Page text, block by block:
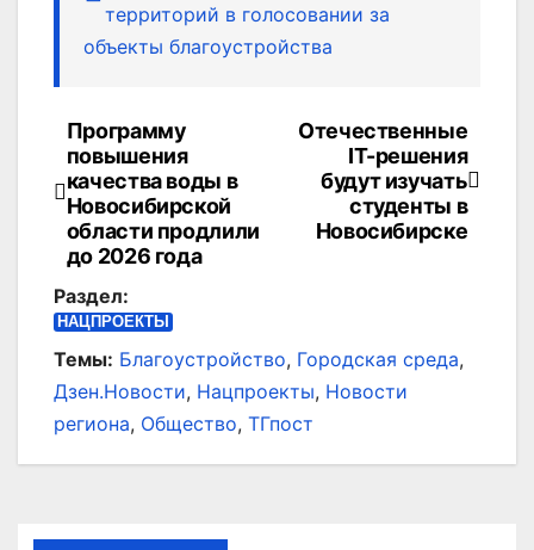
территорий в голосовании за
объекты благоустройства
Навигация
по
записям
Отечественные
IT-решения
будут изучать
студенты в
Новосибирске
Программу
повышения
качества воды в
Новосибирской
области продлили
до 2026 года
Раздел:
НАЦПРОЕКТЫ
Темы: Благоустройство, Городская среда,
Дзен.Новости, Нацпроекты, Новости
региона, Общество, ТГпост